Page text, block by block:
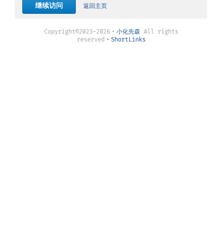
继续访问 返回主页
Copyright©2023-2026 • 小化先森All rights
reserved • ShortLinks